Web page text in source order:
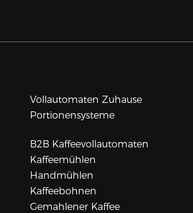
Vollautomaten Zuhause
Portionensysteme
B2B Kaffeevollautomaten
Kaffeemühlen
Handmühlen
Kaffeebohnen
Gemahlener Kaffee